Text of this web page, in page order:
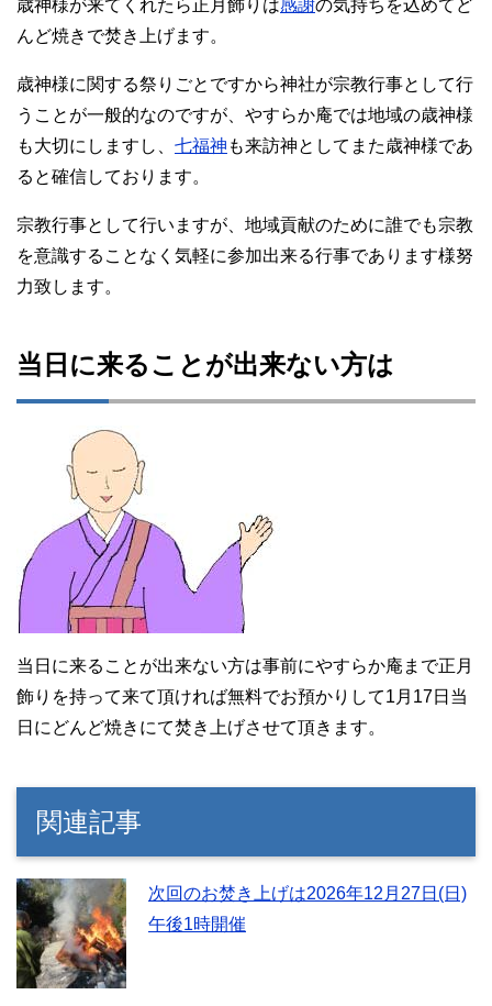
歳神様が来てくれたら正月飾りは感謝の気持ちを込めてど
んど焼きで焚き上げます。
歳神様に関する祭りごとですから神社が宗教行事として行
うことが一般的なのですが、やすらか庵では地域の歳神様
も大切にしますし、 七福神 も来訪神としてまた歳神様であ
ると確信しております。
宗教行事として行いますが、地域貢献のために誰でも宗教
を意識することなく気軽に参加出来る行事であります様努
力致します。
当日に来ることが出来ない方は
当日に来ることが出来ない方は事前にやすらか庵まで正月
飾りを持って来て頂ければ無料でお預かりして1月17日当
日にどんど焼きにて焚き上げさせて頂きます。
関連記事
次回のお焚き上げは2026年12月27日(日)
午後1時開催